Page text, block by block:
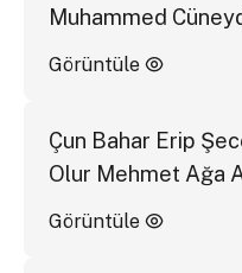
Muhammed
Görüntüle
Çun Bahar Erip
Olur Mehmet Ağa
Görüntüle